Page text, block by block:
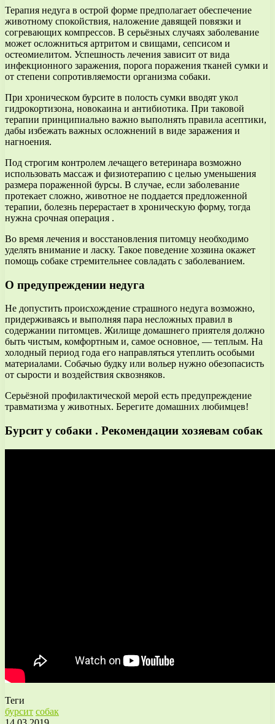
Терапия недуга в острой форме предполагает обеспечение
животному спокойствия, наложение давящей повязки и
согревающих компрессов. В серьёзных случаях заболевание
может осложниться артритом и свищами, сепсисом и
остеомиелитом. Успешность лечения зависит от вида
инфекционного заражения, порога поражения тканей сумки и
от степени сопротивляемости организма собаки.
При хроническом бурсите в полость сумки вводят укол
гидрокортизона, новокаина и антибиотика. При таковой
терапии принципиально важно выполнять правила асептики,
дабы избежать важных осложнений в виде заражения и
нагноения.
Под строгим контролем лечащего ветеринара возможно
использовать массаж и физиотерапию с целью уменьшения
размера пораженной бурсы. В случае, если заболевание
протекает сложно, животное не поддается предложенной
терапии, болезнь перерастает в хроническую форму, тогда
нужна срочная операция .
Во время лечения и восстановления питомцу необходимо
уделять внимание и ласку. Такое поведение хозяина окажет
помощь собаке стремительнее совладать с заболеванием.
О предупреждении недуга
Не допустить происхождение страшного недуга возможно,
придерживаясь и выполняя пара несложных правил в
содержании питомцев. Жилище домашнего приятеля должно
быть чистым, комфортным и, самое основное, — теплым. На
холодный период года его направляться утеплить особыми
материалами. Собачью будку или вольер нужно обезопасисть
от сырости и воздействия сквозняков.
Серьёзной профилактической мерой есть предупреждение
травматизма у животных. Берегите домашних любимцев!
Бурсит у собаки . Рекомендации хозяевам собак
Теги
бурсит собак